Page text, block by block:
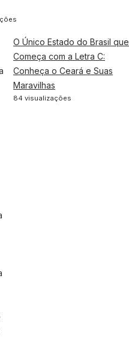
O Único Estado do Brasil que
Começa com a Letra C:
Conheça o Ceará e Suas
Maravilhas
84 visualizações